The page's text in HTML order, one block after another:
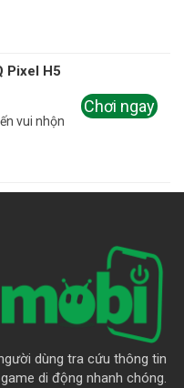
Pixel H5
vui nhộn
Chơi ngay
dùng tra cứu thông tin
di động nhanh chóng.